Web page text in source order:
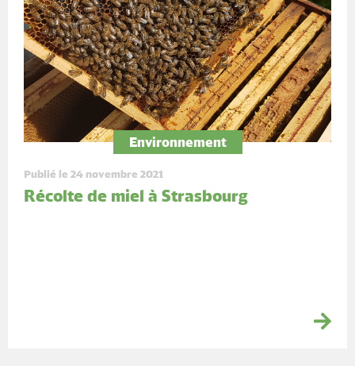
Environnement
Publié le 24 novembre 2021
Récolte de miel à Strasbourg